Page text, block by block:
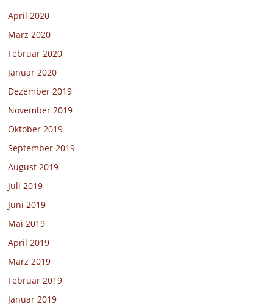
April 2020
März 2020
Februar 2020
Januar 2020
Dezember 2019
November 2019
Oktober 2019
September 2019
August 2019
Juli 2019
Juni 2019
Mai 2019
April 2019
März 2019
Februar 2019
Januar 2019